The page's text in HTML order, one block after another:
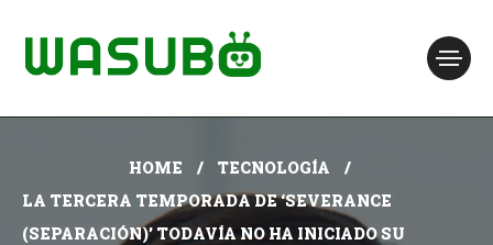
HOME
TECNOLOGÍA
LA TERCERA TEMPORADA DE ‘SEVERANCE
(SEPARACIÓN)’ TODAVÍA NO HA INICIADO SU